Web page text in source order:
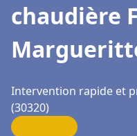
chaudière
Intervention rapide et
(30320)